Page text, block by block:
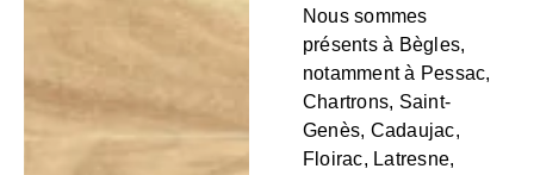
Nous sommes
présents à Bègles,
notamment à Pessac,
Chartrons, Saint-
Genès, Cadaujac,
Floirac, Latresne,